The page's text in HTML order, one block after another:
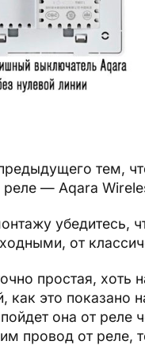
тем,
— Aqara
убедитесь,
от
простая, хоть
как это
она от
провод от реле,